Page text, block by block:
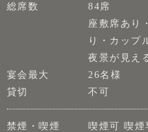
総席数
84席
座敷席あり
り・カップ
夜景が見え
宴会最大
26名様
貸切
不可
禁煙・喫煙
喫煙可 喫煙